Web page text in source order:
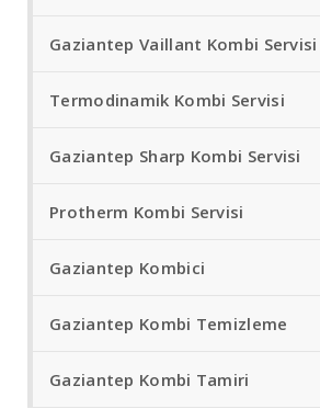
Gaziantep Vaillant Kombi Servisi
Termodinamik Kombi Servisi
Gaziantep Sharp Kombi Servisi
Protherm Kombi Servisi
Gaziantep Kombici
Gaziantep Kombi Temizleme
Gaziantep Kombi Tamiri